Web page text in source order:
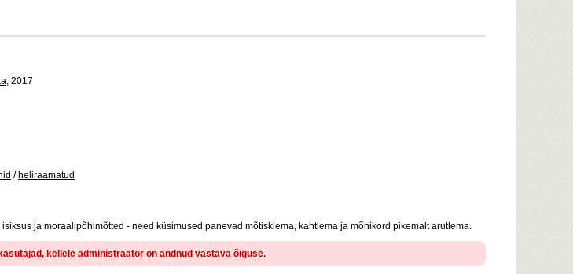
, 2017
/ heliraamatud
ja moraalipõhimõtted - need küsimused panevad mõtisklema, kahtlema ja mõnikord pikemalt arutlema.
kellele administraator on andnud vastava õiguse.